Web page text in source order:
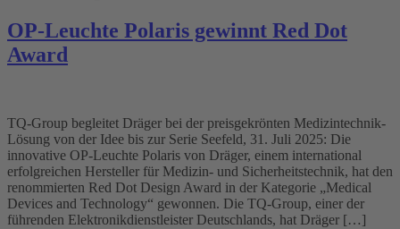
OP-Leuchte Polaris gewinnt Red Dot
Award
TQ-Group begleitet Dräger bei der preisgekrönten Medizintechnik-
Lösung von der Idee bis zur Serie Seefeld, 31. Juli 2025: Die
innovative OP-Leuchte Polaris von Dräger, einem international
erfolgreichen Hersteller für Medizin- und Sicherheitstechnik, hat den
renommierten Red Dot Design Award in der Kategorie „Medical
Devices and Technology“ gewonnen. Die TQ-Group, einer der
führenden Elektronikdienstleister Deutschlands, hat Dräger […]